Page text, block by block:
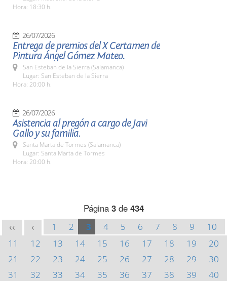
Hora: 18:30 h.
26/07/2026
Entrega de premios del X Certamen de
Pintura Ángel Gómez Mateo.
San Esteban de la Sierra (Salamanca)
Lugar: San Esteban de la Sierra
Hora: 20:00 h.
26/07/2026
Asistencia al pregón a cargo de Javi
Gallo y su familia.
Santa Marta de Tormes (Salamanca)
Lugar: Santa Marta de Tormes
Hora: 20:00 h.
Página 3de 434
<< < 1 2 3 4 5 6 7 8 9
10
11
12 13 14 15 16 17 18 19
20
21
22 23 24 25 26 27 28 29
30
31
32 33 34 35 36 37 38 39
40